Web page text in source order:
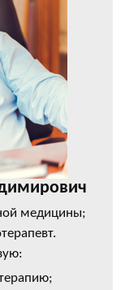
медицины;